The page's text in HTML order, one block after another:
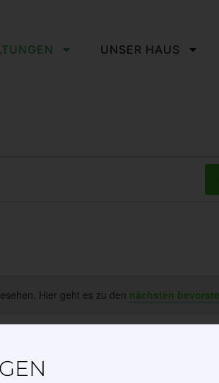
UNSER HAUS
Hinweis
Hier geht es zu den nächsten